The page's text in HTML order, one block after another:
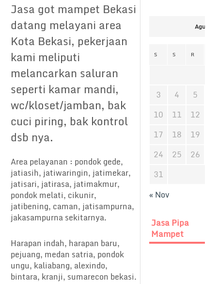
Jasa got mampet Bekasi
datang melayani area
Kota Bekasi, pekerjaan
kami meliputi
melancarkan saluran
seperti kamar mandi,
wc/kloset/jamban, bak
cuci piring, bak kontrol
dsb nya.
Area pelayanan : pondok gede,
jatiasih, jatiwaringin, jatimekar,
jatisari, jatirasa, jatimakmur,
pondok melati, cikunir,
jatibening, caman, jatisampurna,
jakasampurna sekitarnya.
Harapan indah, harapan baru,
pejuang, medan satria, pondok
ungu, kaliabang, alexindo,
bintara, kranji, sumarecon bekasi.
S S R
3 4 5
10
11 12
17
18 19
24
25 26
31
« Nov
Jasa Pipa
Mampet